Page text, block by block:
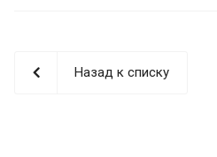
Назад к списку